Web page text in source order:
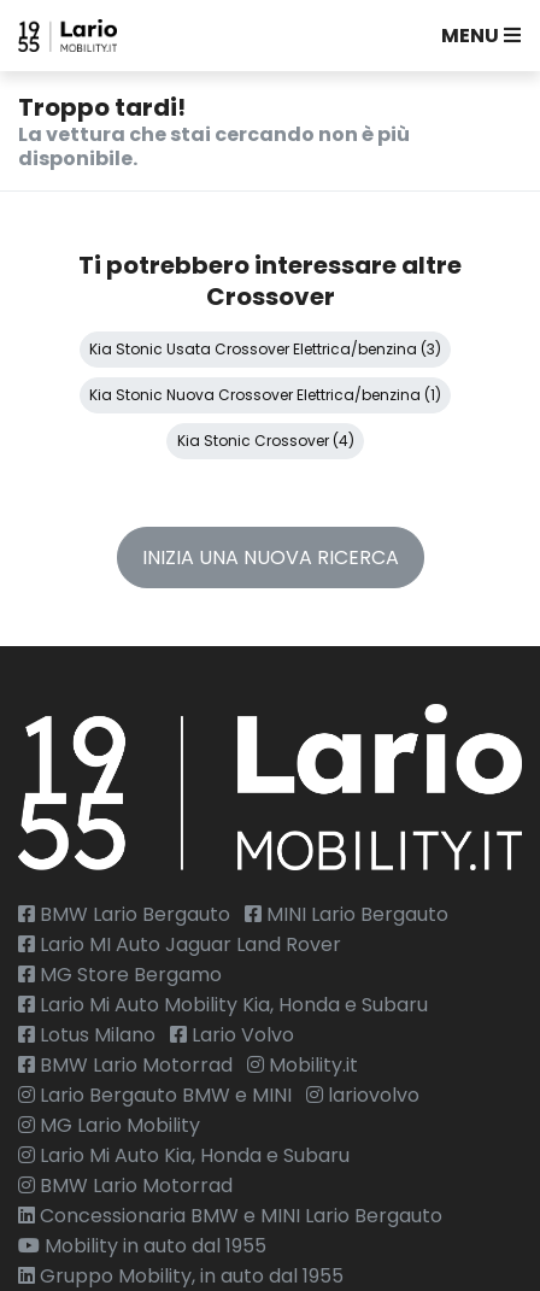
MENU
Troppo tardi!
La vettura che stai cercando non è più
disponibile.
Ti potrebbero interessare altre
Crossover
Kia Stonic Usata Crossover Elettrica/benzina (3)
Kia Stonic Nuova Crossover Elettrica/benzina (1)
Kia Stonic Crossover (4)
INIZIA UNA NUOVA RICERCA
BMW Lario Bergauto
MINI Lario Bergauto
Lario MI Auto Jaguar Land Rover
MG Store Bergamo
Lario Mi Auto Mobility Kia, Honda e Subaru
Lotus Milano
Lario Volvo
BMW Lario Motorrad
Mobility.it
Lario Bergauto BMW e MINI
lariovolvo
MG Lario Mobility
Lario Mi Auto Kia, Honda e Subaru
BMW Lario Motorrad
Concessionaria BMW e MINI Lario Bergauto
Mobility in auto dal 1955
Gruppo Mobility, in auto dal 1955